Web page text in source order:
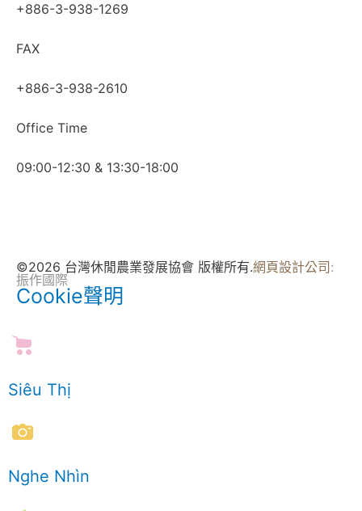
+886-3-938-1269​
FAX
+886-3-938-2610
Office Time
09:00-12:30 & 13:30-18:00
©2026 台灣休閒農業發展協會 版權所有.網頁設計公司 :
振作國際
Cookie聲明
Siêu Thị
Nghe Nhìn